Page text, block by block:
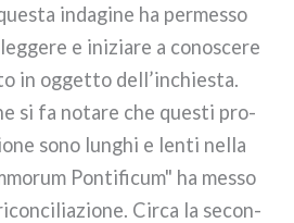
inda­gi­ne ha per­mes­so
e ini­zia­re a cono­sce­re
in ogget­to dell’inchiesta.
si fa nota­re che que­sti pro­
sono lun­ghi e len­ti nel­la
Pontificum" ha mes­so
Circa la secon­